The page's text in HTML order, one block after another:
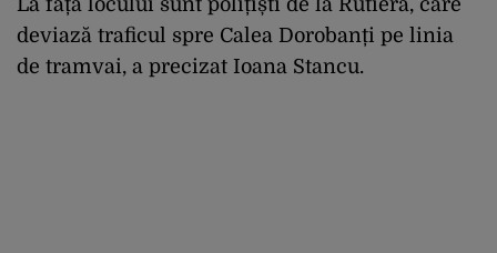
deviază traficul spre Calea Dorobanți pe linia
de tramvai, a precizat Ioana Stancu.